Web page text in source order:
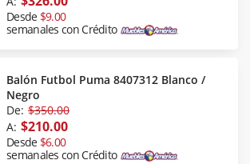
Desde $9.00
semanales con Crédito
Balón Futbol Puma 8407312 Blanco /
Negro
De: $350.00
A: $210.00
Desde $6.00
semanales con Crédito